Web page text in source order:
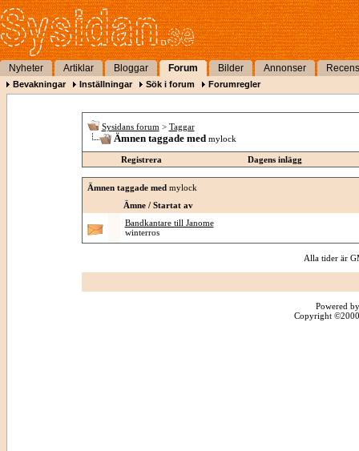
Nyheter Artiklar Bloggar Forum Bilder Annonser
Bevakningar Inställningar Sök i forum Forumregler
Sysidans forum > Taggar
Ämnen taggade med mylock
Registrera Dagens inlägg
Ämnen taggade med mylock
Ämne / Startat av
Bandkantare till Janome
winterros
Alla tider är
Powered
Copyright